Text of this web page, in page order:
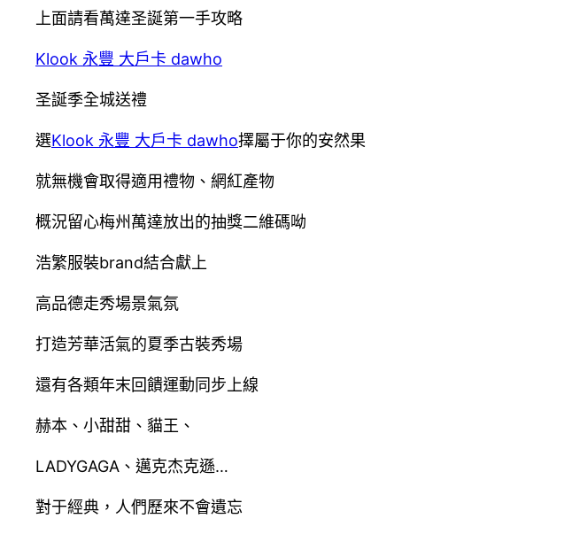
上面請看萬達圣誕第一手攻略
Klook 永豐 大戶卡 dawho
圣誕季全城送禮
選Klook 永豐 大戶卡 dawho擇屬于你的安然果
就無機會取得適用禮物、網紅產物
概況留心梅州萬達放出的抽獎二維碼呦
浩繁服裝brand結合獻上
高品德走秀場景氣氛
打造芳華活氣的夏季古裝秀場
還有各類年末回饋運動同步上線
赫本、小甜甜、貓王、
LADYGAGA、邁克杰克遜…
對于經典，人們歷來不會遺忘